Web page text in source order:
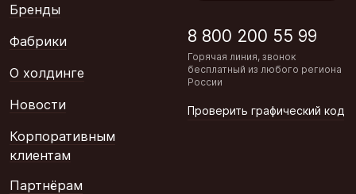
Бренды
Фабрики
О холдинге
Новости
Корпоративным
клиентам
Партнёрам
8 800 200 55 99
Горячая линия, звонок
бесплатный из любого региона
России
Проверить графический код